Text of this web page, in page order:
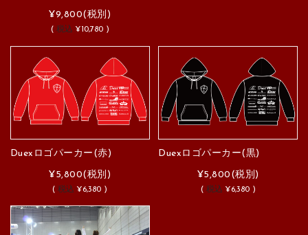
¥9,800(税別)
( 税込 ¥10,780 )
Duexロゴパーカー(赤)
¥5,800(税別)
(税込 ¥6,380 )
Duexロゴパーカー(黒)
¥5,800 (税別)
( 税込 ¥6,380 )